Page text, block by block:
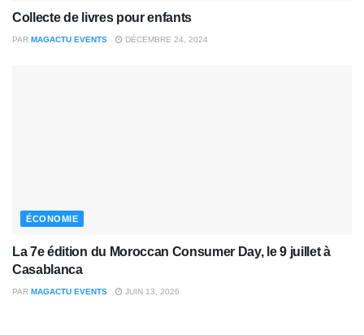
Collecte de livres pour enfants
PAR MAGACTU EVENTS DÉCEMBRE 24, 2024
ÉCONOMIE
La 7e édition du Moroccan Consumer Day, le 9 juillet à
Casablanca
PAR MAGACTU EVENTS JUIN 13, 2026